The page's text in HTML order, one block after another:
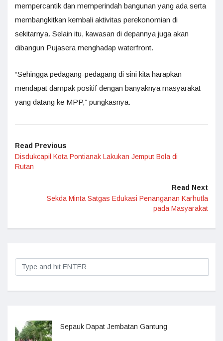
mempercantik dan memperindah bangunan yang ada serta
membangkitkan kembali aktivitas perekonomian di
sekitarnya. Selain itu, kawasan di depannya juga akan
dibangun Pujasera menghadap waterfront.
“Sehingga pedagang-pedagang di sini kita harapkan
mendapat dampak positif dengan banyaknya masyarakat
yang datang ke MPP,” pungkasnya.
Read Previous
Disdukcapil Kota Pontianak Lakukan Jemput Bola di
Rutan
Read Next
Sekda Minta Satgas Edukasi Penanganan Karhutla
pada Masyarakat
Sepauk Dapat Jembatan Gantung